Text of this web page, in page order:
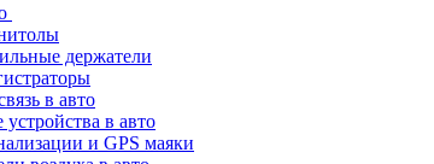
держатели
в авто
устройства в авто
и GPS маяки